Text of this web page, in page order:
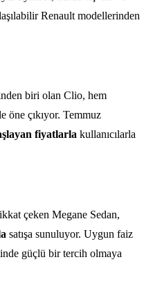
Renault modellerinden
biri olan Clio, hem
öne çıkıyor. Temmuz
fiyatlarla kullanıcılarla
çeken Megane Sedan,
satışa sunuluyor. Uygun faiz
güçlü bir tercih olmaya